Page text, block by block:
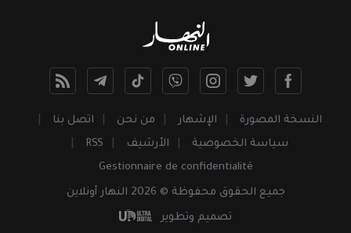
النسخة المصورة الإشهار من نحن
اتصل بنا
سياسة الخصوصية
الأرشيف
RSS
Gestionnaire de confidentialité
جميع الحقوق محفوظة © 2026 النهار أونلاين
تصميم وتطوير